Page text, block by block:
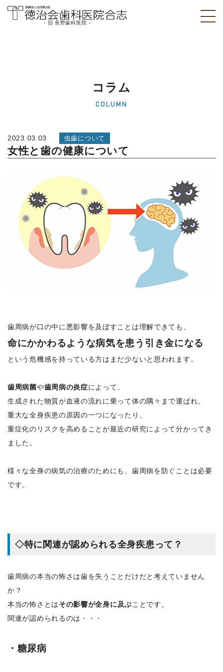
医院]｜熊本県合志
- 旧 長野歯科医院 -
コラム
COLUMN
2023.03.03 虫歯について
女性と歯の健康について
歯周病が口の中に悪影響を及ぼすことは理解できても、
命にかかわるような病気を患う引き金になる
という危機感を持っている方はまだ少ないと思われます。
歯周病菌や歯周病の炎症によって、
生成された物質が血液の流れに乗って体の隅々まで運ばれ、
重大な全身疾患の原因の一つになったり、
重症化のリスクを高めることが最近の研究によって分かってき
ました。
様々な全身の病気の治療のためにも、歯周病を防ぐことは必要
です。
◇特に関連が認められる全身疾患って？
歯周病の本当の怖さは歯を失うことだけだと考えていません
か？
本当の怖さとはその影響が全身に及ぶことです。
関連が認められるのは・・・
・糖尿病